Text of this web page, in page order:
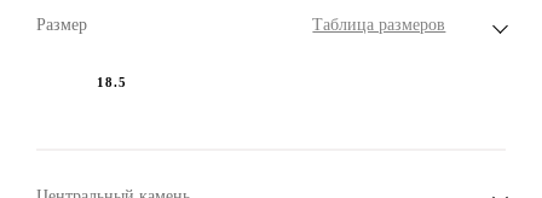
Размер Таблица размеров
18.5